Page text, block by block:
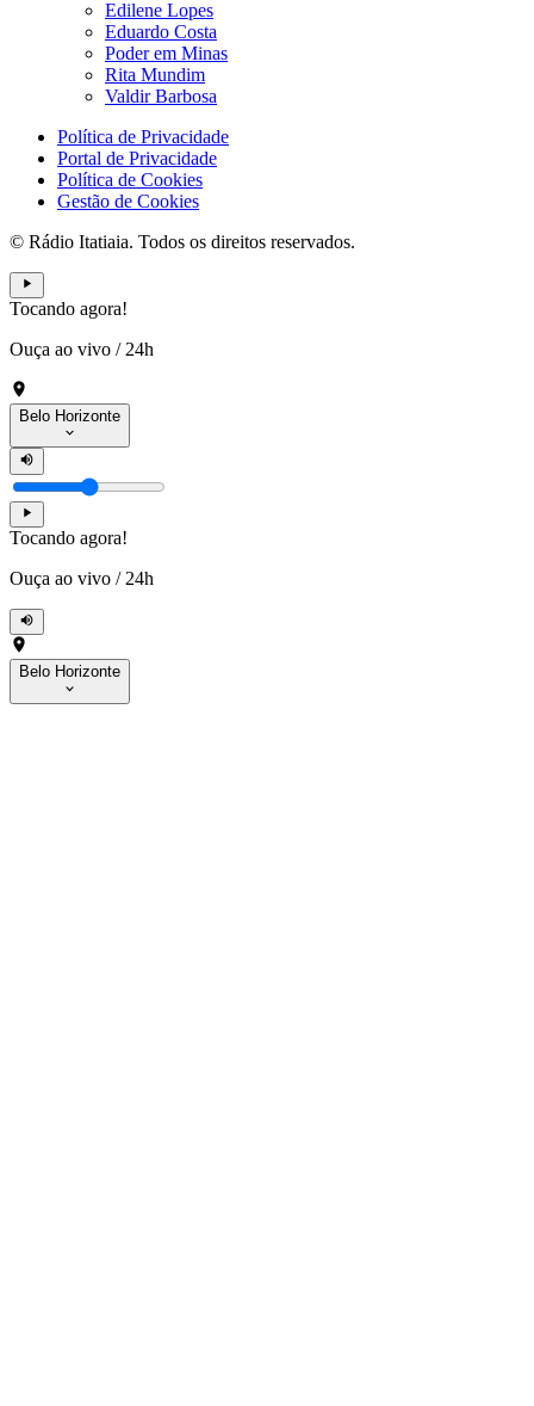
Edilene Lopes
Eduardo Costa
Poder em Minas
Rita Mundim
Valdir Barbosa
Política de Privacidade
Portal de Privacidade
Política de Cookies
Gestão de Cookies
© Rádio Itatiaia. Todos os direitos reservados.
Tocando agora!
Ouça ao vivo / 24h
Belo Horizonte
Tocando agora!
Ouça ao vivo / 24h
Belo Horizonte